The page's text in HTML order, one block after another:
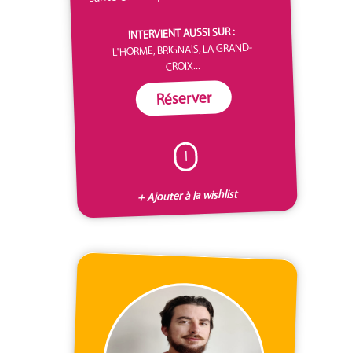
INTERVIENT AUSSI SUR :
L'HORME, BRIGNAIS, LA GRAND-
CROIX...
Réserver
I
+ Ajouter à la wishlist